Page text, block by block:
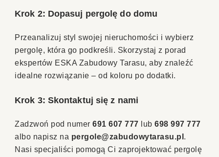
Krok 2: Dopasuj pergolę do domu
Przeanalizuj styl swojej nieruchomości i wybierz
pergolę, która go podkreśli. Skorzystaj z porad
ekspertów ESKA Zabudowy Tarasu, aby znaleźć
idealne rozwiązanie – od koloru po dodatki.
Krok 3: Skontaktuj się z nami
Zadzwoń pod numer 691 607 777 lub 698 997 777
albo napisz na pergole@zabudowytarasu.pl .
Nasi specjaliści pomogą Ci zaprojektować pergolę